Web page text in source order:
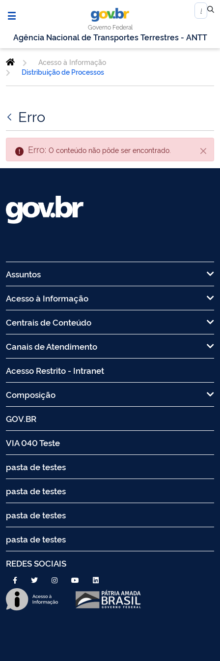
Governo Federal
Agência Nacional de Transportes Terrestres - ANTT
Acesso à Informação
Distribuição de Processos
Erro
Erro: O conteúdo não pôde ser encontrado.
Assuntos
Acesso à Informação
Centrais de Conteúdo
Canais de Atendimento
Acesso Restrito - Intranet
Composição
GOV.BR
VIA 040 Teste
pasta de testes
pasta de testes
pasta de testes
pasta de testes
REDES SOCIAIS